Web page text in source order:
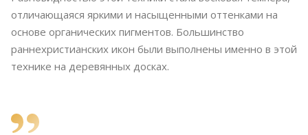
отличающаяся яркими и насыщенными оттенками на
основе органических пигментов. Большинство
раннехристианских икон были выполнены именно в этой
технике на деревянных досках.